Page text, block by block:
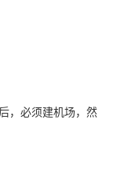
，必须建机场，然